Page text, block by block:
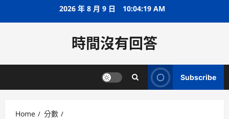
2026 年 8 月 9 日 10:04:19 AM
時間沒有回答
Subscribe
Home
分數